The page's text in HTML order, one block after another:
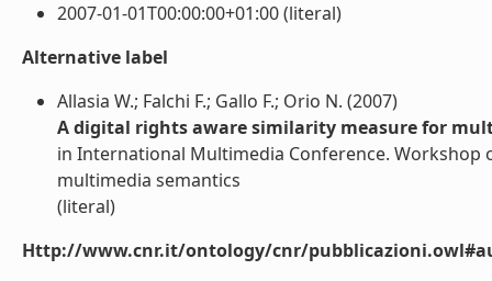
2007-01-01T00:00:00+01:00 (literal)
Alternative label
Allasia W.; Falchi F.; Gallo F.; Orio N. (2007)
A digital rights aware similarity measure for
in International Multimedia Conference.
multimedia semantics
(literal)
Http://www.cnr.it/ontology/cnr/